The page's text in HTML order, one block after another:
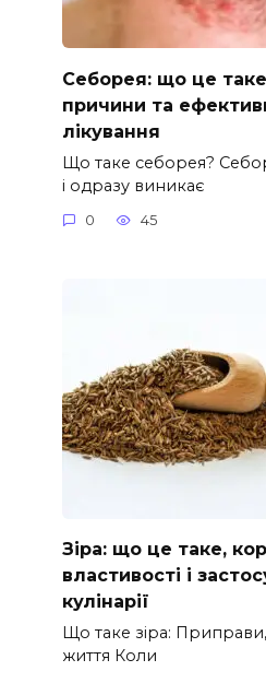
Себорея: що це
причини та
лікування
Що таке себорея?
і одразу виникає
0 45
Зіра: що це таке,
властивості і
кулінарії
Що таке зіра:
життя Коли